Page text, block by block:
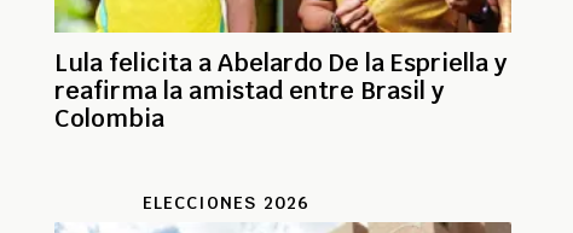
Lula felicita a Abelardo De la Espriella y
reafirma la amistad entre Brasil y
Colombia
ELECCIONES 2026